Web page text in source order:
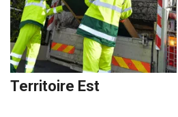
Territoire Est